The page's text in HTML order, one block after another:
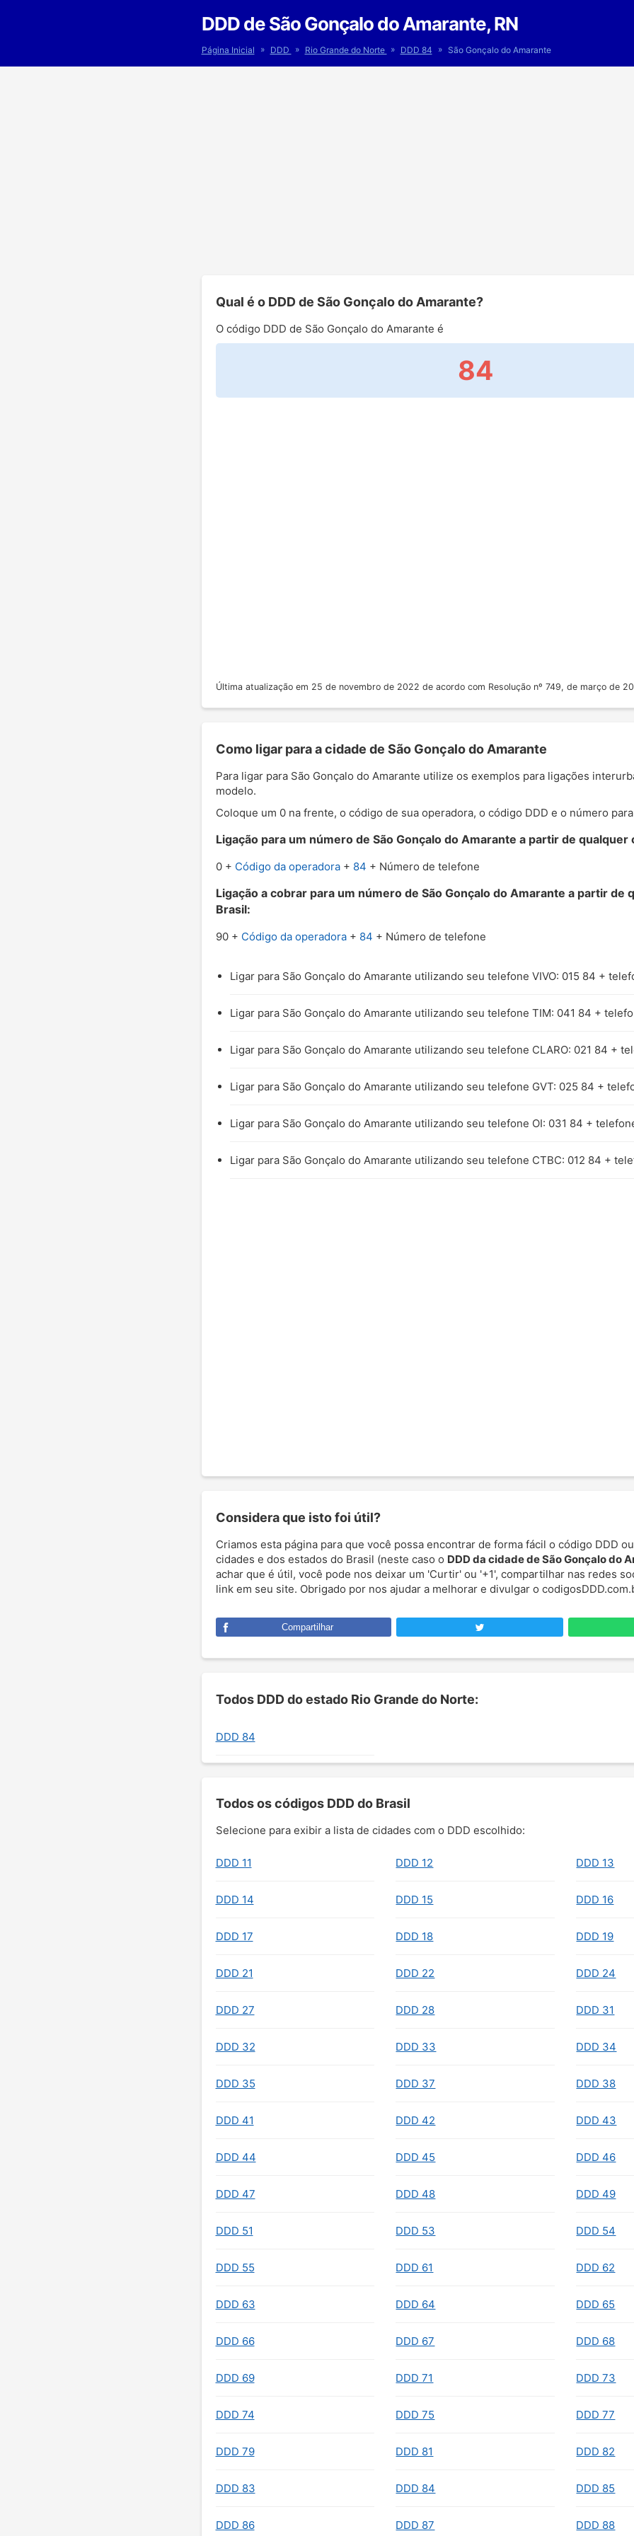
DDD de São Gonçalo do Amarante, RN
Página Inicial » DDD » Rio Grande do Norte » DDD 84 » São Gonçalo do Amarante
Qual é o DDD de São Gonçalo do Amarante?
O código DDD de São Gonçalo do Amarante é
84
Última atualização em 25 de novembro de 2022 de acordo com Resolução nº 749, de março de
Como ligar para a cidade de São Gonçalo do Amarante
Para ligar para São Gonçalo do Amarante utilize os exemplos para ligações
modelo.
Coloque um 0 na frente, o código de sua operadora, o código DDD e o número
Ligação para um número de São Gonçalo do Amarante a partir de qualquer
0 + Código da operadora+ 84 + Número de telefone
Ligação a cobrar para um número de São Gonçalo do Amarante a partir de
Brasil:
90 + Código da operadora+ 84 + Número de telefone
Ligar para São Gonçalo do Amarante utilizando seu telefone VIVO: 015 84 +
Ligar para São Gonçalo do Amarante utilizando seu telefone TIM: 041 84 +
Ligar para São Gonçalo do Amarante utilizando seu telefone CLARO: 021 84 +
Ligar para São Gonçalo do Amarante utilizando seu telefone GVT: 025 84 +
Ligar para São Gonçalo do Amarante utilizando seu telefone OI: 031 84 +
Ligar para São Gonçalo do Amarante utilizando seu telefone CTBC: 012 84 +
Considera que isto foi útil?
Criamos esta página para que você possa encontrar de forma fácil o código DDD
cidades e dos estados do Brasil (neste caso o DDD da cidade de São Gonçalo do
achar que é útil, você pode nos deixar um 'Curtir' ou '+1', compartilhar nas redes
link em seu site. Obrigado por nos ajudar a melhorar e divulgar o
Compartilhar
Todos DDD do estado Rio Grande do Norte:
DDD 84
Todos os códigos DDD do Brasil
Selecione para exibir a lista de cidades com o DDD escolhido:
DDD 11 DDD 12 DDD 13
DDD 14 DDD 15 DDD 16
DDD 17 DDD 18 DDD 19
DDD 21 DDD 22 DDD 24
DDD 27 DDD 28 DDD 31
DDD 32 DDD 33 DDD 34
DDD 35 DDD 37 DDD 38
DDD 41 DDD 42 DDD 43
DDD 44 DDD 45 DDD 46
DDD 47 DDD 48 DDD 49
DDD 51 DDD 53 DDD 54
DDD 55 DDD 61 DDD 62
DDD 63 DDD 64 DDD 65
DDD 66 DDD 67 DDD 68
DDD 69 DDD 71 DDD 73
DDD 74 DDD 75 DDD 77
DDD 79 DDD 81 DDD 82
DDD 83 DDD 84 DDD 85
DDD 86 DDD 87 DDD 88